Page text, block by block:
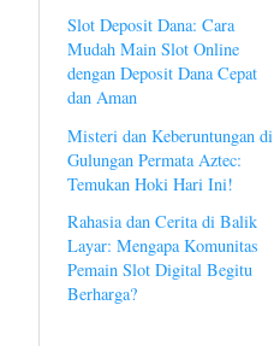
Slot Deposit Dana: Cara
Mudah Main Slot Online
dengan Deposit Dana Cepat
dan Aman
Misteri dan Keberuntungan di
Gulungan Permata Aztec:
Temukan Hoki Hari Ini!
Rahasia dan Cerita di Balik
Layar: Mengapa Komunitas
Pemain Slot Digital Begitu
Berharga?